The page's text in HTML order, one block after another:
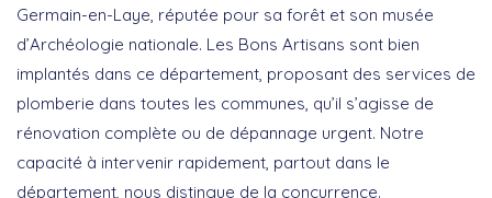
Germain-en-Laye, réputée pour sa forêt et son musée
d’Archéologie nationale. Les Bons Artisans sont bien
implantés dans ce département, proposant des services de
plomberie dans toutes les communes, qu’il s’agisse de
rénovation complète ou de dépannage urgent. Notre
capacité à intervenir rapidement, partout dans le
département, nous distingue de la concurrence.